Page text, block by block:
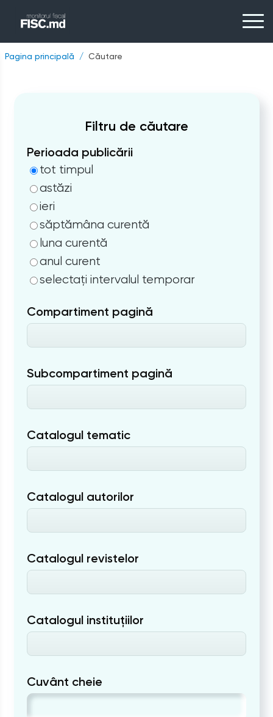
Pagina principală Căutare
Filtru de căutare
Perioada publicării
tot timpul
astăzi
ieri
săptămâna curentă
luna curentă
anul curent
selectați intervalul temporar
Compartiment pagină
Subcompartiment pagină
Catalogul tematic
Catalogul autorilor
Catalogul revistelor
Catalogul instituțiilor
Cuvânt cheie